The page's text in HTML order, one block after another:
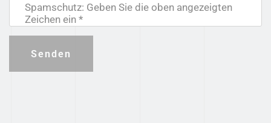
Spamschutz: Geben Sie die oben angezeigten
Zeichen ein *
Senden